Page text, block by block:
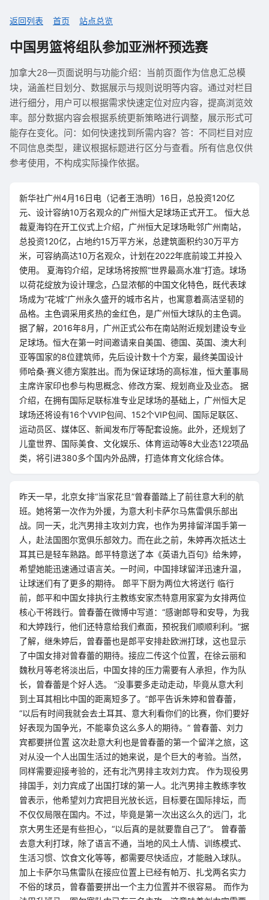
返回列表 首页 站点总览
中国男篮将组队参加亚洲杯预选赛
加拿大28—页面说明与功能介绍：当前页面作为信息汇总模
块，涵盖栏目划分、数据展示与规则说明等内容。通过对栏目
进行细分，用户可以根据需求快速定位对应内容，提高浏览效
率。部分数据内容会根据系统更新策略进行调整，展示形式可
能存在变化。问：如何快速找到所需内容？答：不同栏目对应
不同信息类型，建议根据标题进行区分与查看。所有信息仅供
参考使用，不构成实际操作依据。
新华社广州4月16日电（记者王浩明）16日，总投资120亿
元、设计容纳10万名观众的广州恒大足球场正式开工。 恒大总
裁夏海钧在开工仪式上介绍，广州恒大足球场毗邻广州南站，
总投资120亿，占地约15万平方米，总建筑面积约30万平方
米，可容纳高达10万名观众，计划在2022年底前竣工并投入
使用。 夏海钧介绍，足球场将按照“世界最高水准”打造。球场
以荷花绽放为设计理念，凸显浓郁的中国文化特色，既代表球
场成为“花城”广州永久盛开的城市名片，也寓意着高洁坚韧的
品格。主色调采用炙热的金红色，是广州恒大球队的主色调。
据了解，2016年8月，广州正式公布在南站附近规划建设专业
足球场。恒大在第一时间邀请来自美国、德国、英国、澳大利
亚等国家的8位建筑师，先后设计数十个方案，最终美国设计
师哈桑·赛义德方案胜出。而为保证球场的高标准，恒大董事局
主席许家印也参与构思概念、修改方案、规划商业及业态。 据
介绍，在拥有国际足联标准专业足球场的基础上，广州恒大足
球场还将设有16个VVIP包间、152个VIP包间、国际足联区、
运动员区、媒体区、新闻发布厅等配套设施。此外，还规划了
儿童世界、国际美食、文化娱乐、体育运动等8大业态122项品
类，将引进380多个国内外品牌，打造体育文化综合体。
昨天一早，北京女排“当家花旦”曾春蕾踏上了前往意大利的航
班。她将第一次作为外援，为意大利卡萨尔马焦雷俱乐部出
战。同一天，北汽男排主攻刘力宾，也作为男排留洋国手第一
人，赴法国图尔宽俱乐部效力。而在此之前，朱婷再次抵达土
耳其已是轻车熟路。郎平特意送了本《英语九百句》给朱婷，
希望她能迅速通过语言关。一时间，中国排球留洋迅速升温，
让球迷们有了更多的期待。 郎平下厨为两位大将送行 临行
前，郎平和中国女排执行主教练安家杰特意用家宴为女排两位
核心干将践行。曾春蕾在微博中写道：“感谢郎导和安导，为我
和大婷践行，他们还特意给我们煮面，预祝我们顺顺利利。”据
了解，继朱婷后，曾春蕾也是郎平安排赴欧洲打球，这也显示
了中国女排对曾春蕾的期待。接应二传这个位置，在徐云丽和
魏秋月等老将淡出后，中国女排的压力需要有人承担，作为队
长，曾春蕾是个好人选。 “没事要多走动走动，毕竟从意大利
到土耳其相比中国的距离短多了。”郎平告诉朱婷和曾春蕾，
“以后有时间我就会去土耳其、意大利看你们的比赛，你们要好
好表现为国争光，不能辜负这么多人的期待。” 曾春蕾、刘力
宾都要拼位置 这次赴意大利也是曾春蕾的第一个留洋之旅，这
对从没一个人出国生活过的她来说，是个巨大的考验。当然，
同样需要迎接考验的，还有北汽男排主攻刘力宾。 作为现役男
排国手，刘力宾成了出国打球的第一人。北汽男排主教练李牧
曾表示，他希望刘力宾把目光放长远，目标要在国际排坛，而
不仅仅局限在国内。不过，毕竟是第一次出这么久的远门，北
京大男生还是有些担心，“以后真的是就要靠自己了”。 曾春蕾
去意大利打球，除了语言不通，当地的风土人情、训练模式、
生活习惯、饮食文化等等，都需要尽快适应，才能融入球队。
加上卡萨尔马焦雷队在接应位置上已经有帕万、扎戈两名实力
不俗的球员，曾春蕾要拼出一个主力位置并不很容易。 而作为